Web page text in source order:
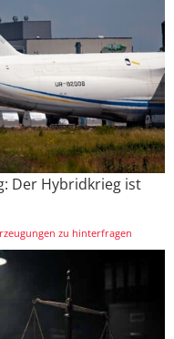
Der Hybridkrieg ist
zu hinterfragen